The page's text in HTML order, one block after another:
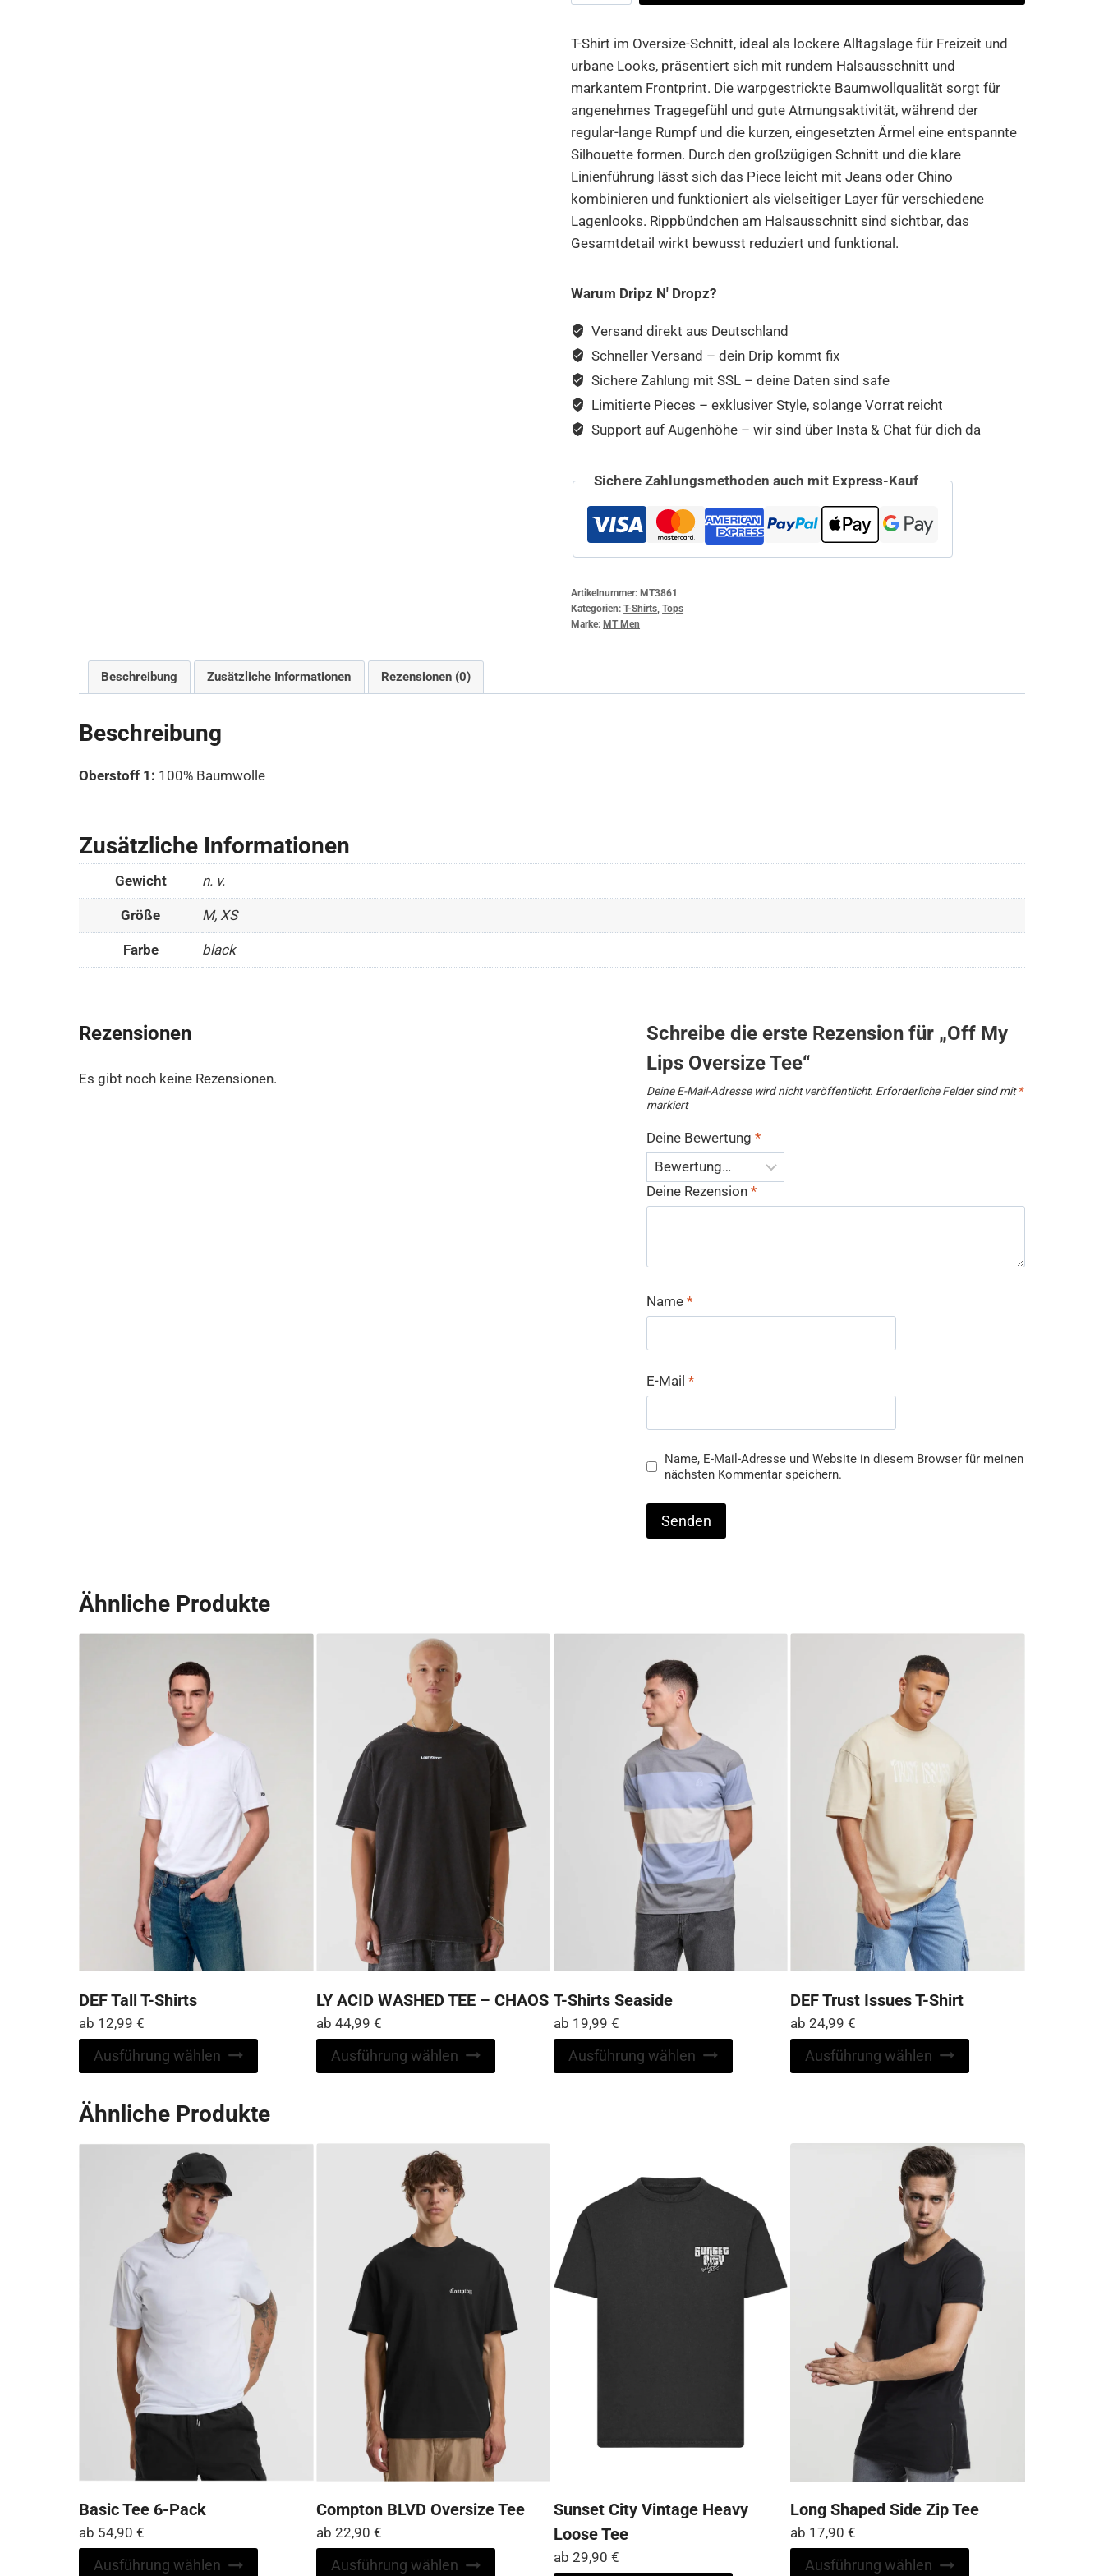
Lips
Tee
Menge
T-Shirt im Oversize-Schnitt, ideal als lockere Alltagslage für Freizeit und
urbane Looks, präsentiert sich mit rundem Halsausschnitt und
markantem Frontprint. Die warpgestrickte Baumwollqualität sorgt für
angenehmes Tragegefühl und gute Atmungsaktivität, während der
regular-lange Rumpf und die kurzen, eingesetzten Ärmel eine entspannte
Silhouette formen. Durch den großzügigen Schnitt und die klare
Linienführung lässt sich das Piece leicht mit Jeans oder Chino
kombinieren und funktioniert als vielseitiger Layer für verschiedene
Lagenlooks. Rippbündchen am Halsausschnitt sind sichtbar, das
Gesamtdetail wirkt bewusst reduziert und funktional.
Warum Dripz N' Dropz?
Versand direkt aus Deutschland
Schneller Versand – dein Drip kommt fix
Sichere Zahlung mit SSL – deine Daten sind safe
Limitierte Pieces – exklusiver Style, solange Vorrat reicht
Support auf Augenhöhe – wir sind über Insta & Chat für dich da
Sichere Zahlungsmethoden auch mit Express-Kauf
Artikelnummer:MT3861
Kategorien:T-Shirts ,Tops
Marke:MT Men
Beschreibung Zusätzliche Informationen Rezensionen (0)
Beschreibung
Oberstoff 1: 100% Baumwolle
Zusätzliche Informationen
Gewicht n. v.
Größe M, XS
Farbe black
Rezensionen
Es gibt noch keine Rezensionen.
Schreibe die erste Rezension für „Off My
Lips Oversize Tee“
Deine E-Mail-Adresse wird nicht veröffentlicht. Erforderliche Felder sind mit*
markiert
Deine Bewertung*
Deine Rezension*
Name*
E-Mail*
Name, E-Mail-Adresse und Website in diesem Browser für meinen
nächsten Kommentar speichern.
Ähnliche Produkte
DEF Tall T-Shirts
ab 12,99 €
Ausführung wählen
Produkt
mehrere
Produktseite
gewählt
werden
LY ACID WASHED TEE – CHAOS
ab 44,99 €
Ausführung wählen
Produkt
der
Produktseite
gewählt
werden
T-Shirts Seaside
ab 19,99 €
Ausführung wählen
Produkt
Optionen
können
Produktseite
DEF Trust Issues T-Shirt
ab24,99€
Ausführung wählen
Produkt
auf
der
Produktseite
gewählt
werden
Ähnliche Produkte
Basic Tee 6-Pack
ab 54,90 €
Ausführung wählen
Compton BLVD Oversize Tee
ab 22,90 €
Ausführung wählen
Sunset City Vintage Heavy
Loose Tee
ab 29,90 €
Long Shaped Side Zip Tee
ab 17,90€
Ausführung wählen